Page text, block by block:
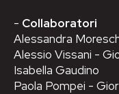
- Collaboratori
Alessandra
Alessio Vissani -
Isabella Gaudino
Paola Pompei -